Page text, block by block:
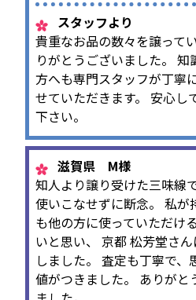
スタッフより
貴重なお品の数々を譲って
りがとうございました。 知
方へも専門スタッフが丁寧
せていただきます。 安心し
下さい。
滋賀県 M様
知人より譲り受けた三味線
使いこなせずに断念。 私が
も他の方に使っていただけ
いと思い、 京都 松芳堂さ
しました。 査定も丁寧で、
値がつきました。 ありがと